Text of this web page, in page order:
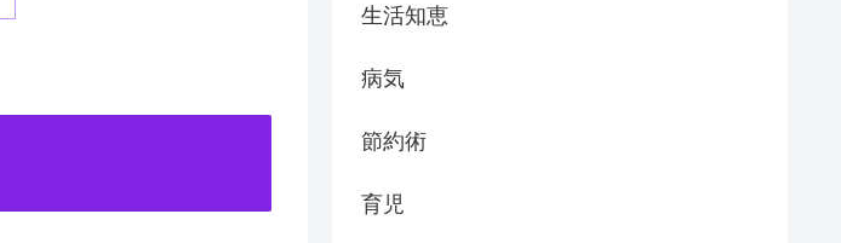
生活知恵
病気
節約術
育児